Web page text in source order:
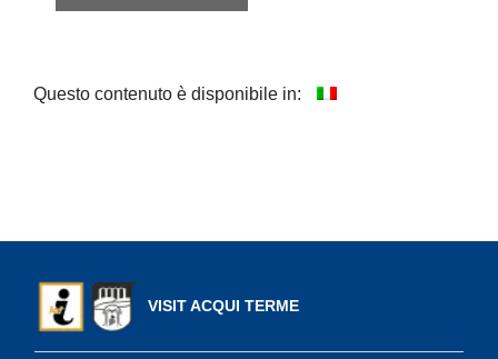
Questo contenuto è disponibile in:
VISIT ACQUI TERME